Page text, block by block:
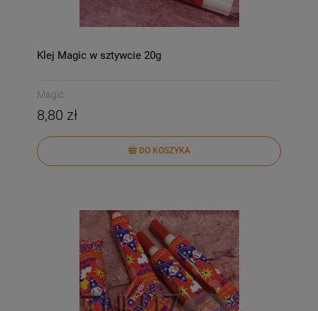
Klej Magic w sztywcie 20g
Magic
8,80 zł
DO KOSZYKA